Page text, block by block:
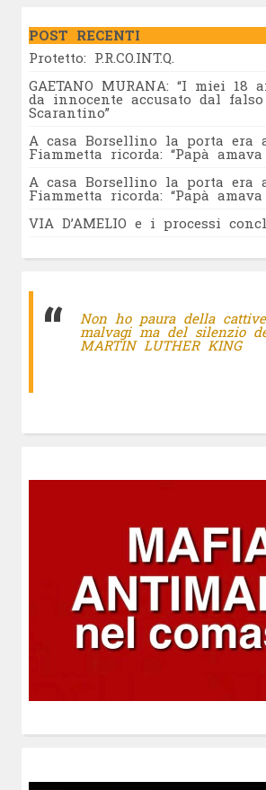
POST RECENTI
Protetto: P.R.CO.INT.Q.
GAETANO MURANA: “I miei 18
da innocente accusato dal
Scarantino”
A casa Borsellino la porta era
Fiammetta ricorda: “Papà amava
A casa Borsellino la porta era
Fiammetta ricorda: “Papà amava
VIA D’AMELIO e i processi
Non ho paura della
malvagi ma del silenzio
MARTIN LUTHER KING